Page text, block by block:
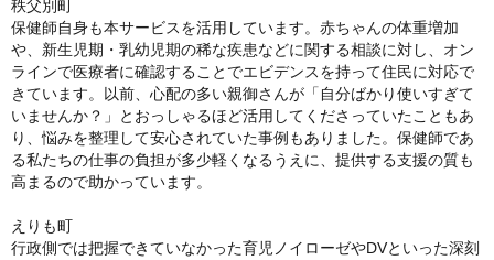
秩父別町
保健師自身も本サービスを活用しています。赤ちゃんの体重増加
や、新生児期・乳幼児期の稀な疾患などに関する相談に対し、オン
ラインで医療者に確認することでエビデンスを持って住民に対応で
きています。以前、心配の多い親御さんが「自分ばかり使いすぎて
いませんか？」とおっしゃるほど活用してくださっていたこともあ
り、悩みを整理して安心されていた事例もありました。保健師であ
る私たちの仕事の負担が多少軽くなるうえに、提供する支援の質も
高まるので助かっています。
えりも町
行政側では把握できていなかった育児ノイローゼやDVといった深刻